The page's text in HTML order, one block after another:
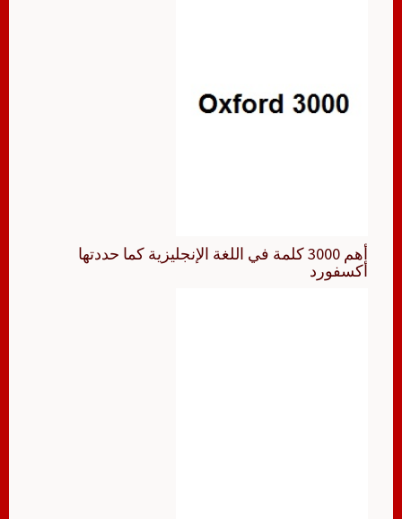
أهم 3000 كلمة في اللغة الإنجليزية كما حددتها
أكسفورد